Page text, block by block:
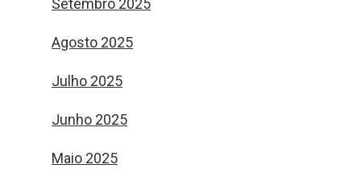
Setembro 2025
Agosto 2025
Julho 2025
Junho 2025
Maio 2025